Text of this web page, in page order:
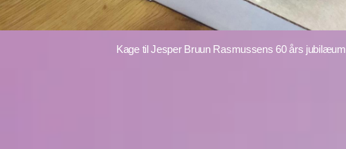
Kage til Jesper Bruun Rasmussens 60 års jubilæum